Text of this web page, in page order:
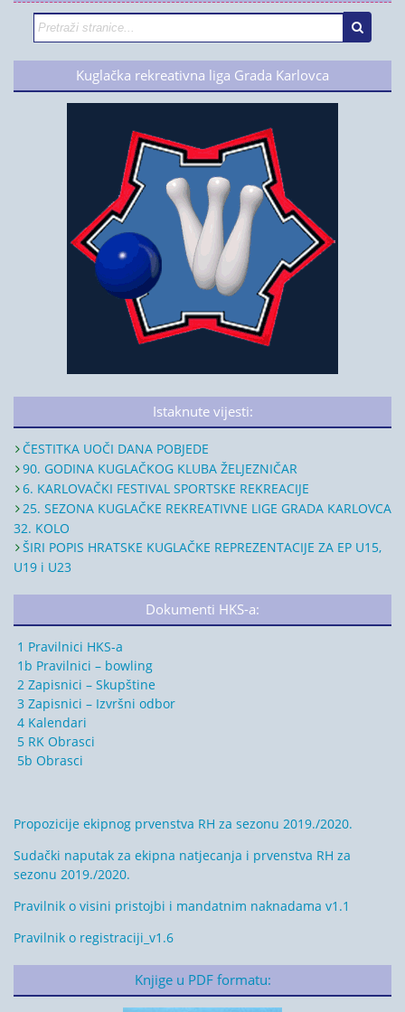
Kuglačka rekreativna liga Grada Karlovca
Istaknute vijesti:
ČESTITKA UOČI DANA POBJEDE
90. GODINA KUGLAČKOG KLUBA ŽELJEZNIČAR
6. KARLOVAČKI FESTIVAL SPORTSKE REKREACIJE
25. SEZONA KUGLAČKE REKREATIVNE LIGE GRADA KARLOVCA
32. KOLO
ŠIRI POPIS HRATSKE KUGLAČKE REPREZENTACIJE ZA EP U15,
U19 i U23
Dokumenti HKS-a:
1 Pravilnici HKS-a
1b Pravilnici – bowling
2 Zapisnici – Skupštine
3 Zapisnici – Izvršni odbor
4 Kalendari
5 RK Obrasci
5b Obrasci
Propozicije ekipnog prvenstva RH za sezonu 2019./2020.
Sudački naputak za ekipna natjecanja i prvenstva RH za
sezonu 2019./2020.
Pravilnik o visini pristojbi i mandatnim naknadama v1.1
Pravilnik o registraciji_v1.6
Knjige u PDF formatu: